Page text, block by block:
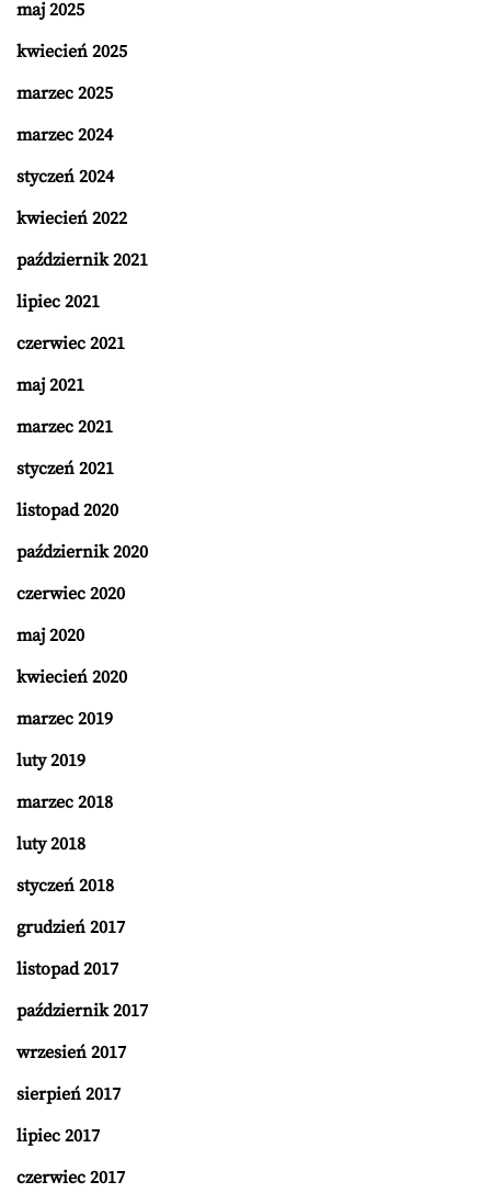
maj 2025
kwiecień 2025
marzec 2025
marzec 2024
styczeń 2024
kwiecień 2022
październik 2021
lipiec 2021
czerwiec 2021
maj 2021
marzec 2021
styczeń 2021
listopad 2020
październik 2020
czerwiec 2020
maj 2020
kwiecień 2020
marzec 2019
luty 2019
marzec 2018
luty 2018
styczeń 2018
grudzień 2017
listopad 2017
październik 2017
wrzesień 2017
sierpień 2017
lipiec 2017
czerwiec 2017